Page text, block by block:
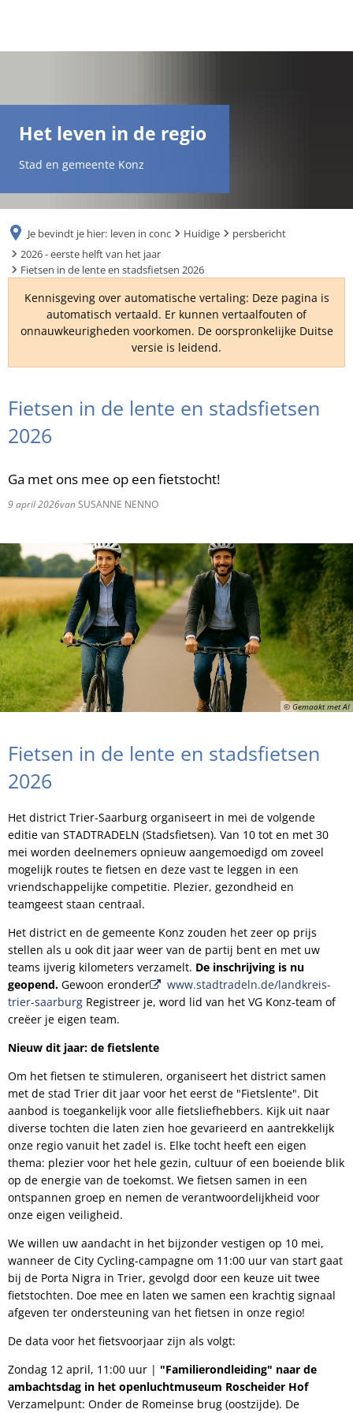
TR
UK
Het leven in de regio
Stad en gemeente Konz
Je bevindt je hier: leven in conc Huidige
persbericht
2026 - eerste helft van het jaar
Fietsen in de lente en stadsfietsen 2026
Kennisgeving over automatische vertaling: Deze pagina is
automatisch vertaald. Er kunnen vertaalfouten of
onnauwkeurigheden voorkomen. De oorspronkelijke Duitse
versie is leidend.
Fietsen in de lente en stadsfietsen
2026
Ga met ons mee op een fietstocht!
9 april 2026vanSUSANNE NENNO
© Gemaakt met AI
Fietsen in de lente en stadsfietsen
2026
Het district Trier-Saarburg organiseert in mei de volgende
editie van STADTRADELN (Stadsfietsen). Van 10 tot en met 30
mei worden deelnemers opnieuw aangemoedigd om zoveel
mogelijk routes te fietsen en deze vast te leggen in een
vriendschappelijke competitie. Plezier, gezondheid en
teamgeest staan centraal.
Het district en de gemeente Konz zouden het zeer op prijs
stellen als u ook dit jaar weer van de partij bent en met uw
teams ijverig kilometers verzamelt. De inschrijving is nu
geopend. Gewoon eronder
www.stadtradeln.de/landkreis-
trier-saarburg Registreer je, word lid van het VG Konz-team of
creëer je eigen team.
Nieuw dit jaar: de fietslente
Om het fietsen te stimuleren, organiseert het district samen
met de stad Trier dit jaar voor het eerst de "Fietslente". Dit
aanbod is toegankelijk voor alle fietsliefhebbers. Kijk uit naar
diverse tochten die laten zien hoe gevarieerd en aantrekkelijk
onze regio vanuit het zadel is. Elke tocht heeft een eigen
thema: plezier voor het hele gezin, cultuur of een boeiende blik
op de energie van de toekomst. We fietsen samen in een
ontspannen groep en nemen de verantwoordelijkheid voor
onze eigen veiligheid.
We willen uw aandacht in het bijzonder vestigen op 10 mei,
wanneer de City Cycling-campagne om 11:00 uur van start gaat
bij de Porta Nigra in Trier, gevolgd door een keuze uit twee
fietstochten. Doe mee en laten we samen een krachtig signaal
afgeven ter ondersteuning van het fietsen in onze regio!
De data voor het fietsvoorjaar zijn als volgt:
Zondag 12 april, 11:00 uur | "Familierondleiding" naar de
ambachtsdag in het openluchtmuseum Roscheider Hof
Verzamelpunt: Onder de Romeinse brug (oostzijde). De